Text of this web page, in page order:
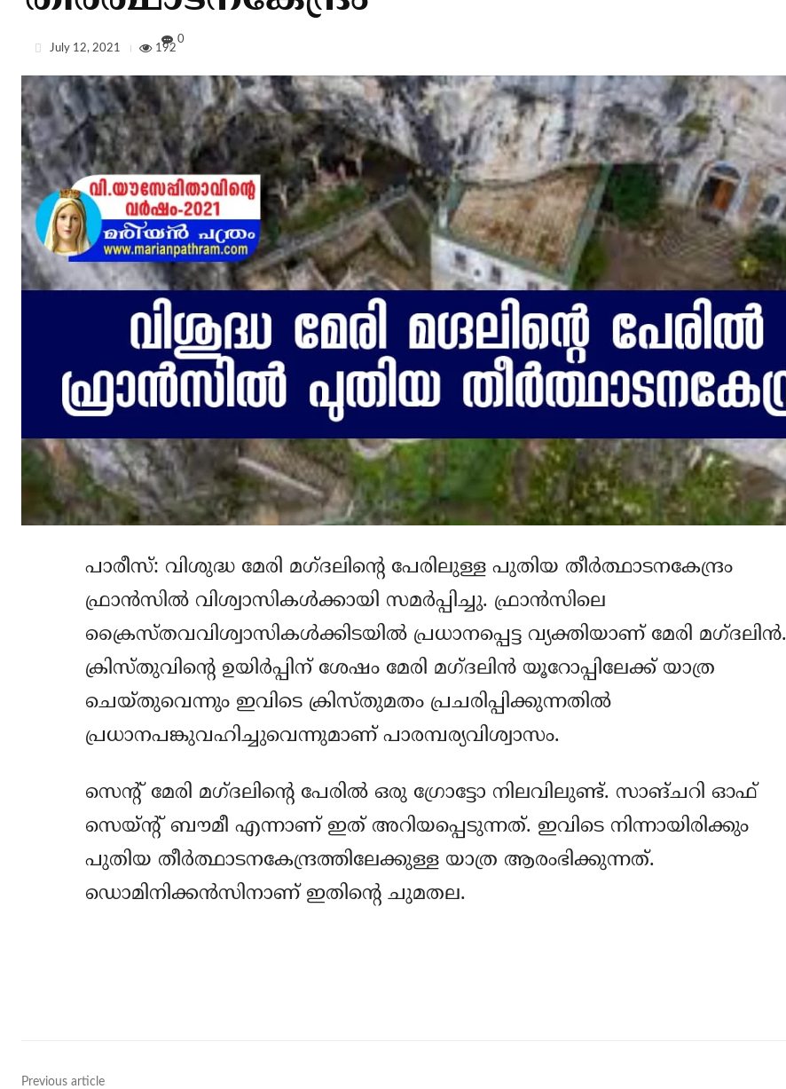
July 12, 2021 192
0
പാരീസ്: വിശുദ്ധ മേരി മഗ്ദലിന്റെ പേരിലുള്ള പുതിയ തീര്‍ത്ഥാടനകേന്ദ്രം
ഫ്രാന്‍സില്‍ വിശ്വാസികള്‍ക്കായി സമര്‍പ്പിച്ചു. ഫ്രാന്‍സിലെ
ക്രൈസ്തവവിശ്വാസികള്‍ക്കിടയില്‍ പ്രധാനപ്പെട്ട വ്യക്തിയാണ് മേരി മഗ്ദലിന്‍.
ക്രിസ്തുവിന്റെ ഉയിര്‍പ്പിന് ശേഷം മേരി മഗ്ദലിന്‍ യൂറോപ്പിലേക്ക് യാത്ര
ചെയ്തുവെന്നും ഇവിടെ ക്രിസ്തുമതം പ്രചരിപ്പിക്കുന്നതില്‍
പ്രധാനപങ്കുവഹിച്ചുവെന്നുമാണ് പാരമ്പര്യവിശ്വാസം.
സെന്റ് മേരി മഗ്ദലിന്റെ പേരില്‍ ഒരു ഗ്രോട്ടോ നിലവിലുണ്ട്. സാങ്ചറി ഓഫ്
സെയ്ന്റ് ബൗമീ എന്നാണ് ഇത് അറിയപ്പെടുന്നത്. ഇവിടെ നിന്നായിരിക്കും
പുതിയ തീര്‍ത്ഥാടനകേന്ദ്രത്തിലേക്കുള്ള യാത്ര ആരംഭിക്കുന്നത്.
ഡൊമിനിക്കന്‍സിനാണ് ഇതിന്റെ ചുമതല.
Previous article